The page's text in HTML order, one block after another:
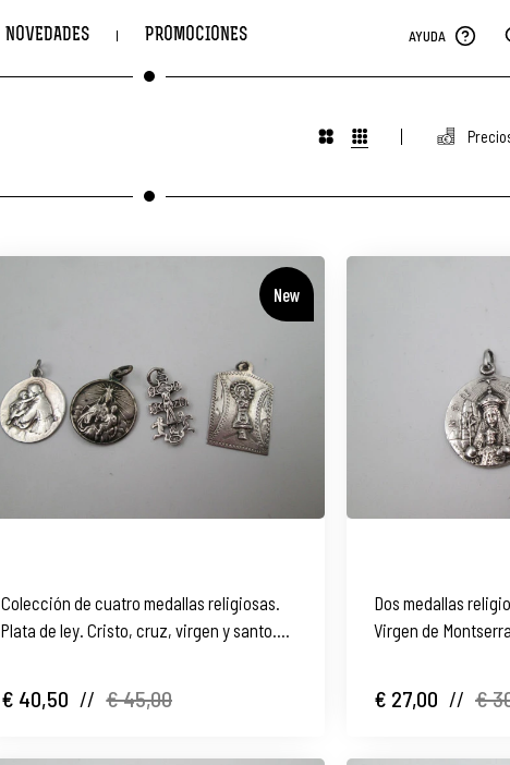
NOVEDADES PROMOCIONES AYUDA
New
Colección de cuatro medallas religiosas.
Plata de ley. Cristo, cruz, virgen y santo.
€ 40,50 // € 45,00
Dos medallas
Virgen de
€ 27,00 // €